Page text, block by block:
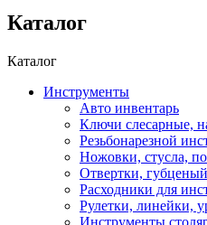
Каталог
Каталог
Инструменты
Авто инвентарь
Ключи слесарные,
Резьбонарезной
Ножовки, стусла,
Отвертки,
Расходники для
Рулетки, линейки,
Инструменты